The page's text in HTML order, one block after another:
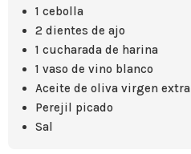
1 cebolla
2 dientes de ajo
1 cucharada de harina
1 vaso de vino blanco
Aceite de oliva virgen extra
Perejil picado
Sal